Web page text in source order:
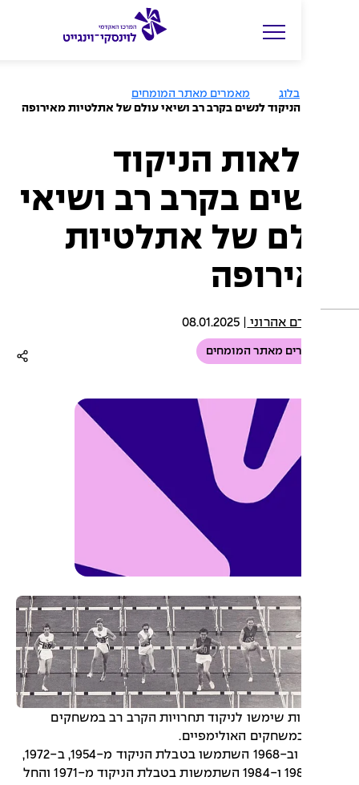
ד
י
מאמרים מאתר המומחים
לנשים בקרב רב ושיאי עולם של אתלטיות מאירופה
הניקוד
בקרב רב ושיאי
של אתלטיות
|
08.01.2025
מאתר המומחים
שימשו לניקוד תחרויות הקרב רב במשחקים
האולימפיים.
ב-1964 וב-1968 השתמשו בטבלת הניקוד מ-1954, ב-1972,
1976, 1980 ו-1984 השתמשות בטבלת הניקוד מ-1971 והחל